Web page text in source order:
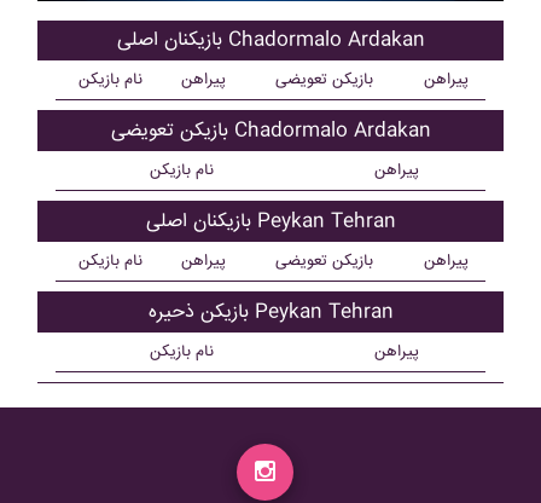
بازیکنان اصلی Chadormalo Ardakan
نام بازیکن پیراهن بازیکن تعویضی پیراهن
بازیکن تعویضی Chadormalo Ardakan
نام بازیکن پیراهن
بازیکنان اصلی Peykan Tehran
نام بازیکن پیراهن بازیکن تعویضی پیراهن
بازیکن ذحیره Peykan Tehran
نام بازیکن پیراهن